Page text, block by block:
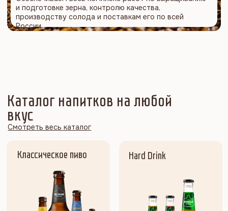
Наши технологи постоянно работают над
улучшением вкуса, разрабатывают новые
сорта пива и рецепты б/а напитков, чтобы
радовать своих покупателей интересным
ассортиментом!